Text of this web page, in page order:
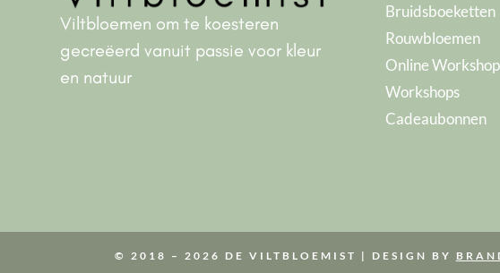
Viltbloemen om te koesteren
gecreëerd vanuit passie voor kleur
en natuur
Bruidsboeketten
Rouwbloemen
Online
Workshops
Cadeaubonnen
© 2018 – 2026 DE VILTBLOEMIST | DESIGN BY